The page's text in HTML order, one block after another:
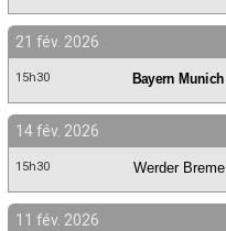
21 fév. 2026
15h30 Bayern Munich
14 fév. 2026
15h30 Werder Breme
11 fév. 2026